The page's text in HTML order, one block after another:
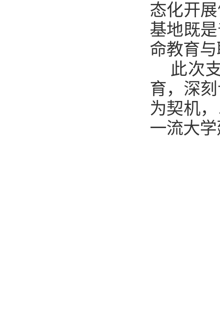
态化开
基地既
命教育
此次
育，深
为契机，
一流大